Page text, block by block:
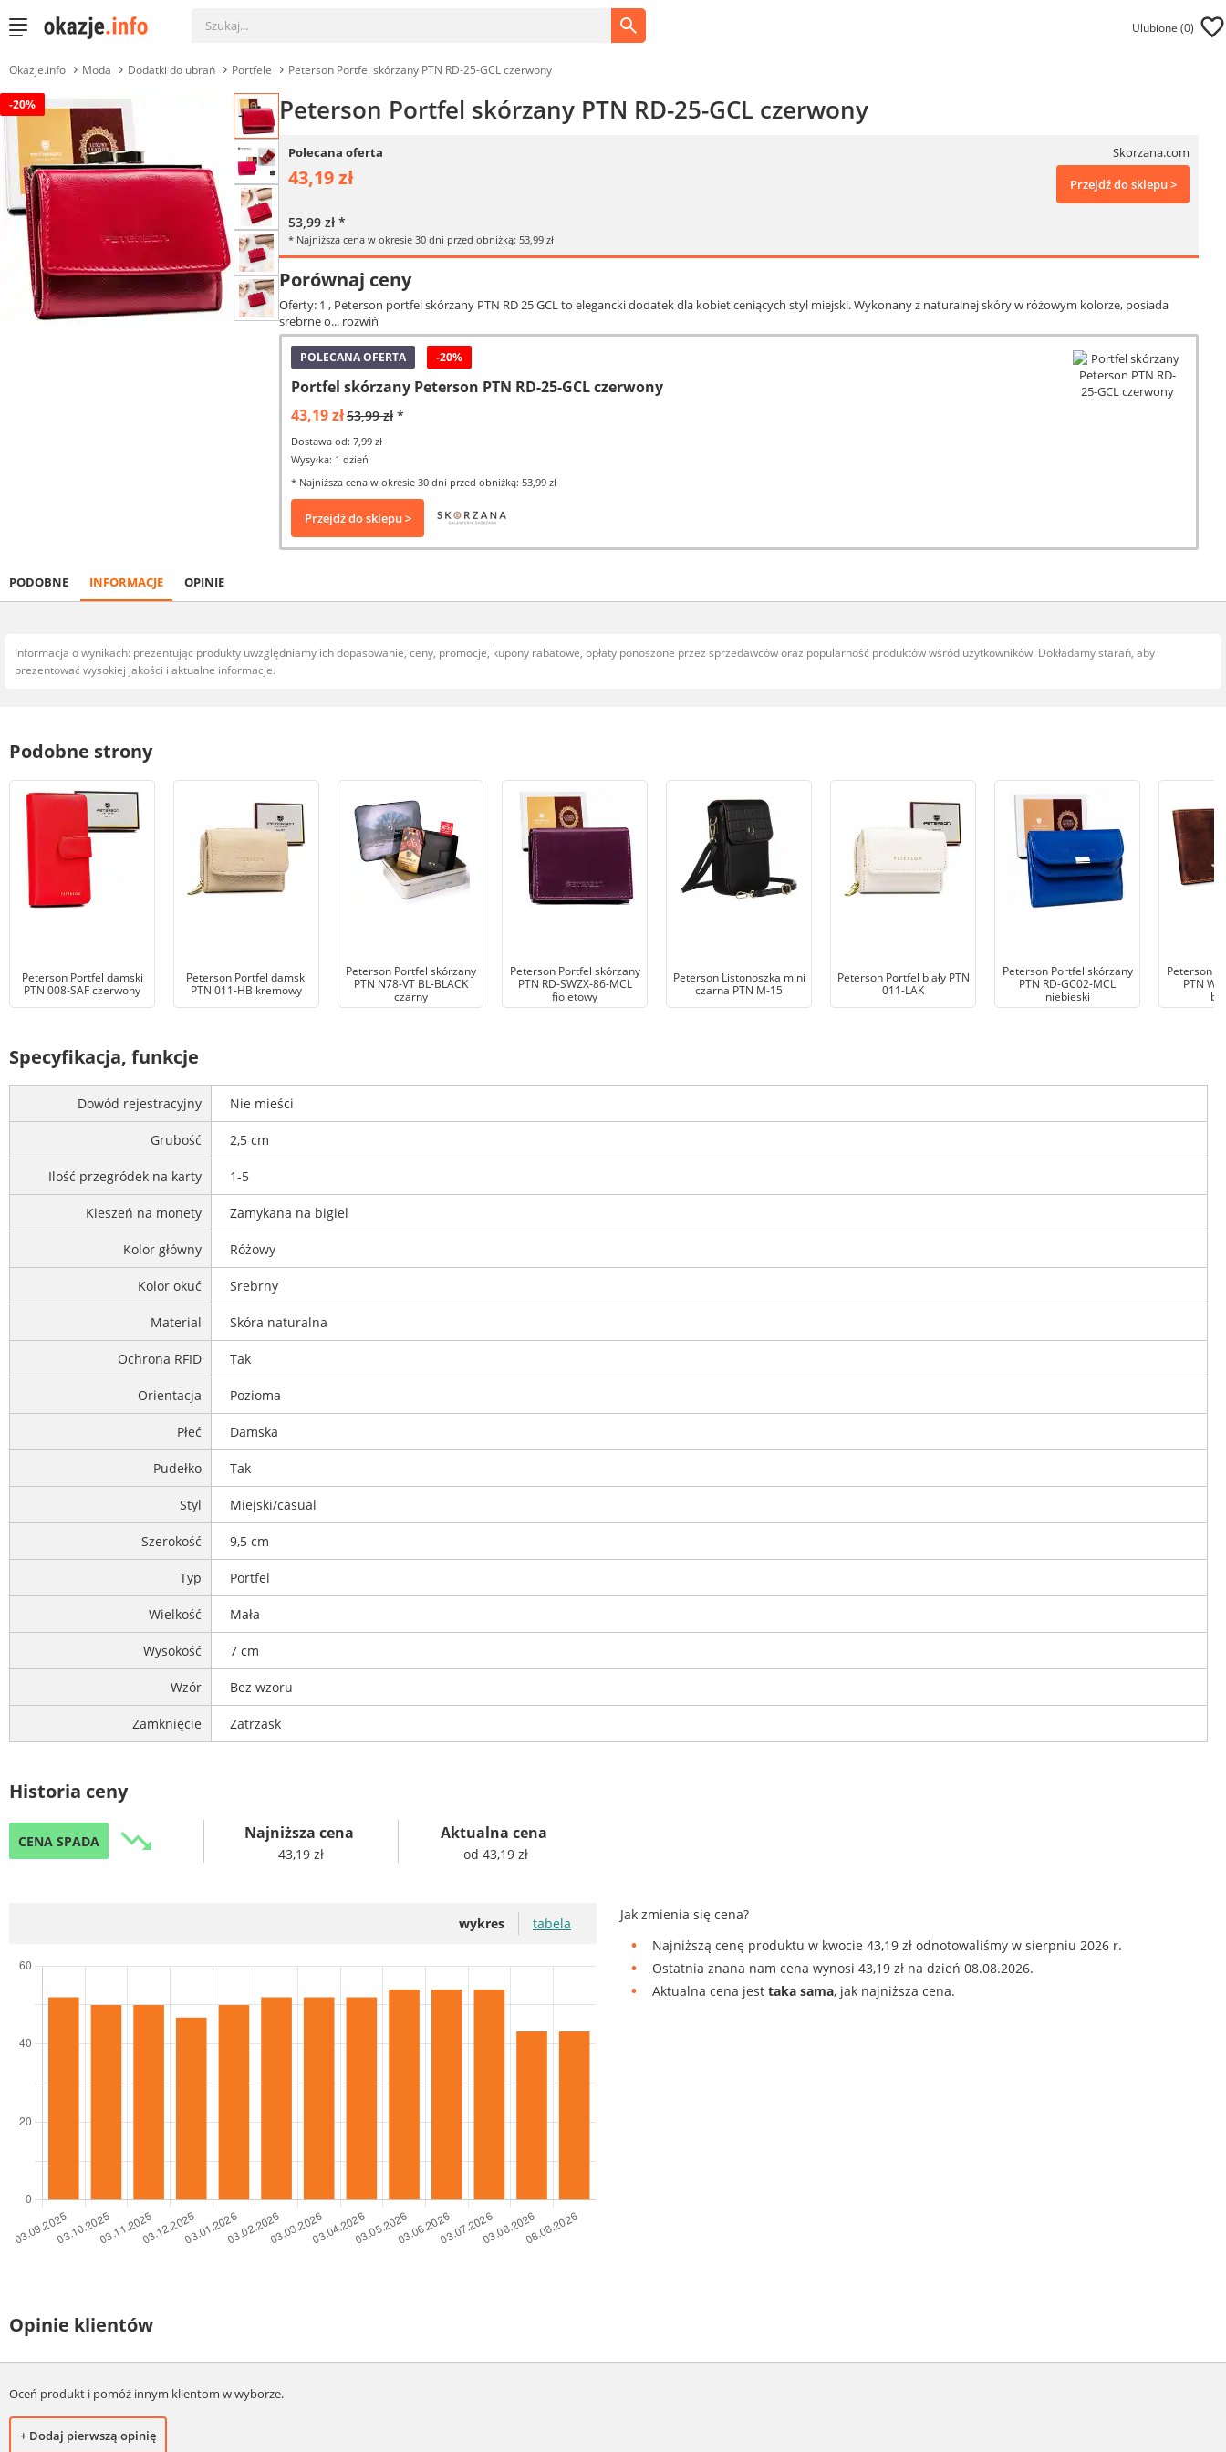
Ulubione (0)
Okazje.info Moda Dodatki do ubrań Portfele Peterson Portfel skórzany PTN RD-25-GCL czerwony
-20% Peterson Portfel skórzany PTN RD-25-GCL czerwony
Polecana oferta Skorzana.com
43,19 zł Przejdź do sklepu >
53,99 zł *
* Najniższa cena w okresie 30 dni przed obniżką: 53,99 zł
Porównaj ceny
Oferty: 1 , Peterson portfel skórzany PTN RD 25 GCL to elegancki dodatek dla kobiet ceniących styl miejski. Wykonany z naturalnej skóry w różowym kolorze, posiada
srebrne o... rozwiń
POLECANA OFERTA -20%
Portfel skórzany Peterson PTN RD-25-GCL czerwony
43,19 zł53,99 zł *
Dostawa od: 7,99 zł
Wysyłka: 1 dzień
* Najniższa cena w okresie 30 dni przed obniżką: 53,99 zł
Przejdź do sklepu >
PODOBNE INFORMACJE OPINIE
Informacja o wynikach: prezentując produkty uwzględniamy ich dopasowanie, ceny, promocje, kupony rabatowe, opłaty ponoszone przez sprzedawców oraz popularność produktów wśród użytkowników. Dokładamy starań, aby
prezentować wysokiej jakości i aktualne informacje.
Podobne strony
Peterson Portfel damski
PTN 008-SAF czerwony
Peterson Portfel damski
PTN 011-HB kremowy
Peterson Portfel skórzany
PTN N78-VT BL-BLACK
czarny
Peterson Portfel skórzany
PTN RD-SWZX-86-MCL
fioletowy
Peterson Listonoszka mini
czarna PTN M-15
Peterson Portfel biały PTN
011-LAK
Peterson Portfel skórzany
PTN RD-GC02-MCL
niebieski
Peterson
PTN
Specyfikacja, funkcje
Dowód rejestracyjny Nie mieści
Grubość 2,5 cm
Ilość przegródek na karty 1-5
Kieszeń na monety Zamykana na bigiel
Kolor główny Różowy
Kolor okuć Srebrny
Material Skóra naturalna
Ochrona RFID Tak
Orientacja Pozioma
Płeć Damska
Pudełko Tak
Styl Miejski/casual
Szerokość 9,5 cm
Typ Portfel
Wielkość Mała
Wysokość 7 cm
Wzór Bez wzoru
Zamknięcie Zatrzask
Historia ceny
CENA SPADA trending_down Najniższa cena
43,19 zł
Aktualna cena
od 43,19 zł
wykres tabela
Jak zmienia się cena?
Najniższą cenę produktu w kwocie 43,19 zł odnotowaliśmy w sierpniu 2026 r.
Ostatnia znana nam cena wynosi 43,19 zł na dzień 08.08.2026.
Aktualna cena jesttaka sama, jak najniższa cena.
Opinie klientów
Oceń produkt i pomóż innym klientom w wyborze.
+ Dodaj pierwszą opinię